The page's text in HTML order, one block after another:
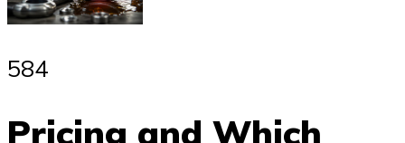
584
Pricing and Which